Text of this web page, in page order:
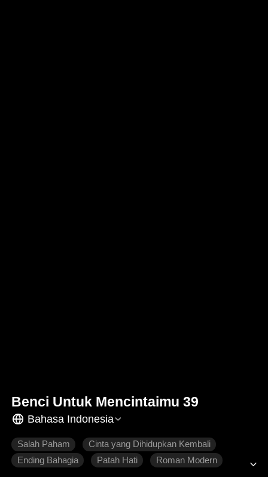
Benci Untuk Mencintaimu 39
Bahasa Indonesia
Salah Paham
Cinta yang Dihidupkan Kembali
Ending Bahagia
Patah Hati Roman Modern